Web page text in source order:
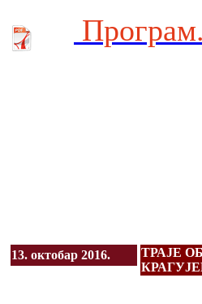
13. октобар 2016.
ТРАЈЕ